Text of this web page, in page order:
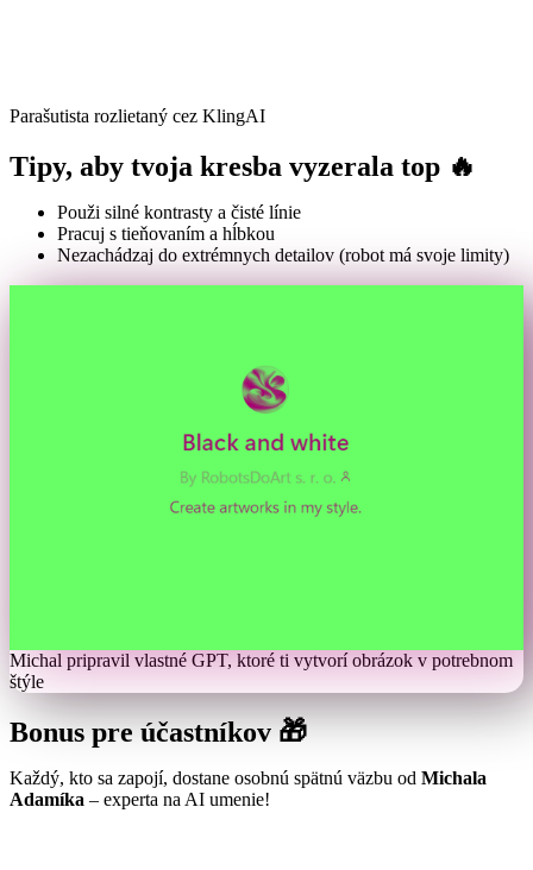
Parašutista rozlietaný cez KlingAI
Tipy, aby tvoja kresba vyzerala top 🔥
Použi silné kontrasty a čisté línie
Pracuj s tieňovaním a hĺbkou
Nezachádzaj do extrémnych detailov (robot má svoje limity)
Michal pripravil vlastné GPT, ktoré ti vytvorí obrázok v potrebnom
štýle
Bonus pre účastníkov 🎁
Každý, kto sa zapojí, dostane osobnú spätnú väzbu od Michala
Adamíka – experta na AI umenie!